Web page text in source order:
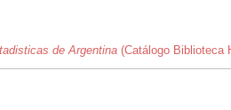
de Argentina (Catálogo Biblioteca